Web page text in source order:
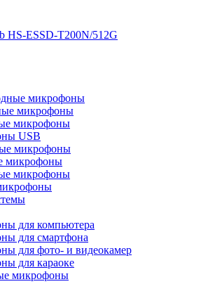
HS-ESSD-T200N/512G
микрофоны
микрофоны
микрофоны
USB
микрофоны
микрофоны
микрофоны
для компьютера
для смартфона
для фото- и видеокамер
для караоке
микрофоны